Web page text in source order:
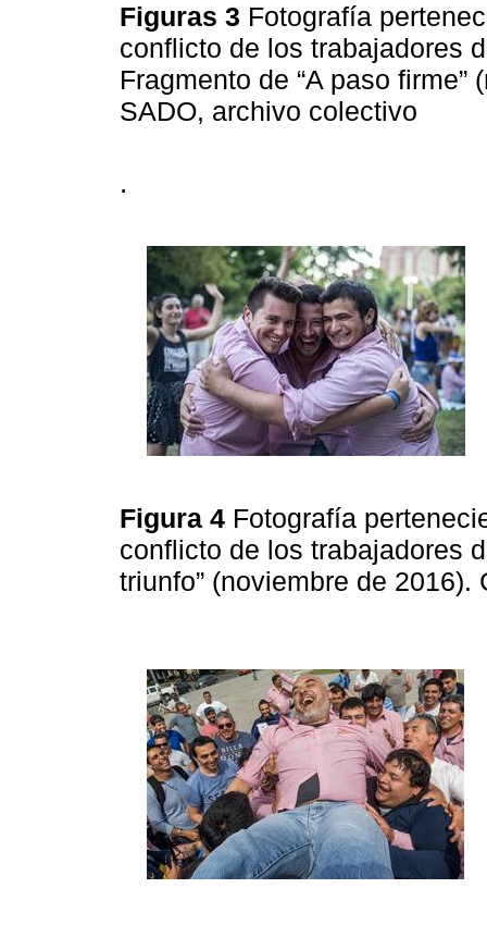
Figuras 3 Fotografía
conflicto de los trabajadores
Fragmento de “A paso
SADO, archivo colectivo
.
Figura 4 Fotografía
conflicto de los trabajadores
triunfo” (noviembre de